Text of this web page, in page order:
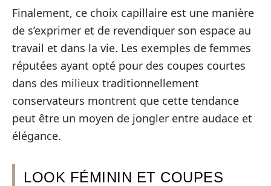
Finalement, ce choix capillaire est une manière
de s’exprimer et de revendiquer son espace au
travail et dans la vie. Les exemples de femmes
réputées ayant opté pour des coupes courtes
dans des milieux traditionnellement
conservateurs montrent que cette tendance
peut être un moyen de jongler entre audace et
élégance.
LOOK FÉMININ ET COUPES